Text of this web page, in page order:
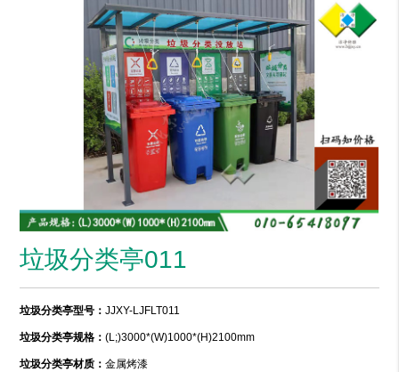
垃圾分类亭011
垃圾分类亭型号：JJXY-LJFLT011
垃圾分类亭规格：(L;)3000*(W)1000*(H)2100mm
垃圾分类亭材质：金属烤漆